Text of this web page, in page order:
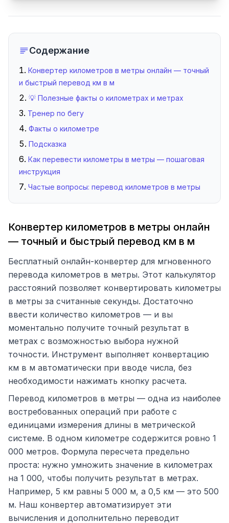
Содержание
Конвертер километров в метры онлайн — точный
и быстрый перевод км в м
💡 Полезные факты о километрах и метрах
Тренер по бегу
Факты о километре
Подсказка
Как перевести километры в метры — пошаговая
инструкция
Частые вопросы: перевод километров в метры
Конвертер километров в метры онлайн
— точный и быстрый перевод км в м
Бесплатный онлайн-конвертер для мгновенного
перевода километров в метры. Этот калькулятор
расстояний позволяет конвертировать километры
в метры за считанные секунды. Достаточно
ввести количество километров — и вы
моментально получите точный результат в
метрах с возможностью выбора нужной
точности. Инструмент выполняет конвертацию
км в м автоматически при вводе числа, без
необходимости нажимать кнопку расчета.
Перевод километров в метры — одна из наиболее
востребованных операций при работе с
единицами измерения длины в метрической
системе. В одном километре содержится ровно 1
000 метров. Формула пересчета предельно
проста: нужно умножить значение в километрах
на 1 000, чтобы получить результат в метрах.
Например, 5 км равны 5 000 м, а 0,5 км — это 500
м. Наш конвертер автоматизирует эти
вычисления и дополнительно переводит